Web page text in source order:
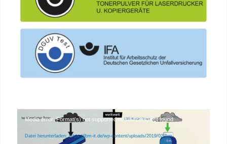
Media error: Format(s) not supported or source(s) not found
Datei herunterladen: https://lbm-it.de/wp-content/uploads/2019/02/lbm-